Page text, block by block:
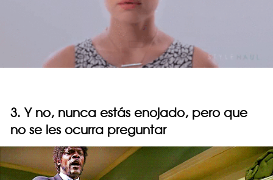
3. Y no, nunca estás enojado, pero que
no se les ocurra preguntar